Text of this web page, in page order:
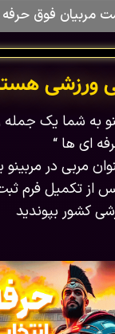
مربیان فوق
ورزشی
به شما یک
ای ها “
مربی در
از تکمیل فرم ثبت
کشور بپوندید